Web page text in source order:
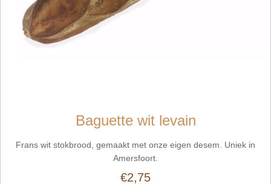
Baguette wit levain
Frans wit stokbrood, gemaakt met onze eigen desem. Uniek in
Amersfoort.
€2,75